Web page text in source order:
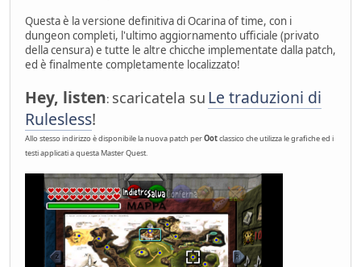
Questa è la versione definitiva di Ocarina of time, con i
dungeon completi, l'ultimo aggiornamento ufficiale (privato
della censura) e tutte le altre chicche implementate dalla patch,
ed è finalmente completamente localizzato!
Hey, listen: scaricatela su Le traduzioni di
Rulesless!
Allo stesso indirizzo è disponibile la nuova patch perOotclassico che utilizza le grafiche ed i
testi applicati a questa Master Quest.